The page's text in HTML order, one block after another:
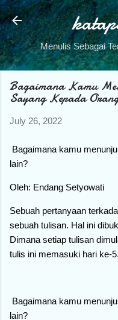
Skip
Menulis Sebagai
Bagaimana Kamu
Sayang Kepada
July 26, 2022
Bagaimana kamu
lain?
Oleh: Endang Setyowati
Sebuah pertanyaan
sebuah tulisan. Hal ini
Dimana setiap tulisan
tulis ini memasuki hari ke-5.
Bagaimana kamu
lain?